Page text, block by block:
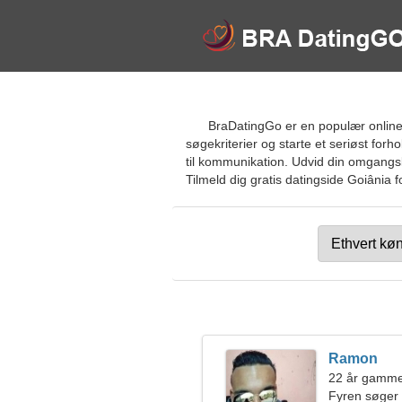
BraDatingGo er en populær
søgekriterier og starte et seriøst
til kommunikation. Udvid din
Tilmeld dig gratis datingside Goiânia
Ramon
22 år
Fyren